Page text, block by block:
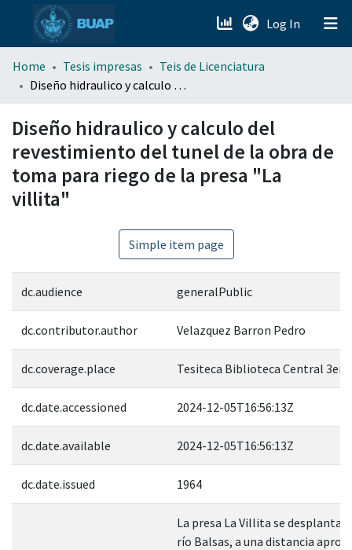
Log In (current)
menu.section.about_menu
Home Tesis impresas
Teis de Licenciatura
Diseño hidraulico y calculo del revestimiento del tunel de la obra de toma para riego de la presa "La villita"
Diseño hidraulico y calculo del
revestimiento del tunel de la obra de
toma para riego de la presa "La
villita"
Simple item page
dc.audience generalPublic
dc.contributor.author Velazquez Barron Pedro
dc.coverage.place Tesiteca Biblioteca Central 3er.
dc.date.accessioned 2024-12-05T16:56:13Z
dc.date.available 2024-12-05T16:56:13Z
dc.date.issued 1964
La presa La Villita se
río Balsas, a una distancia